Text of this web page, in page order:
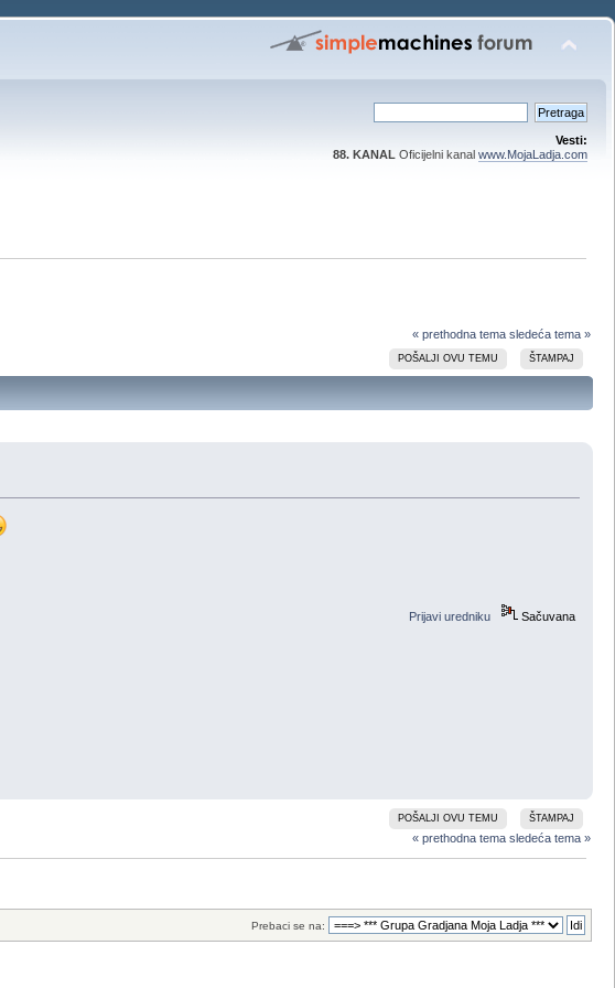
Vesti:
88. KANAL Oficijelni kanal www.MojaLadja.com
« prethodna tema sledeća tema »
POŠALJI OVU TEMU ŠTAMPAJ
Prijavi uredniku Sačuvana
POŠALJI OVU TEMU ŠTAMPAJ
« prethodna tema sledeća tema »
Prebaci se na: